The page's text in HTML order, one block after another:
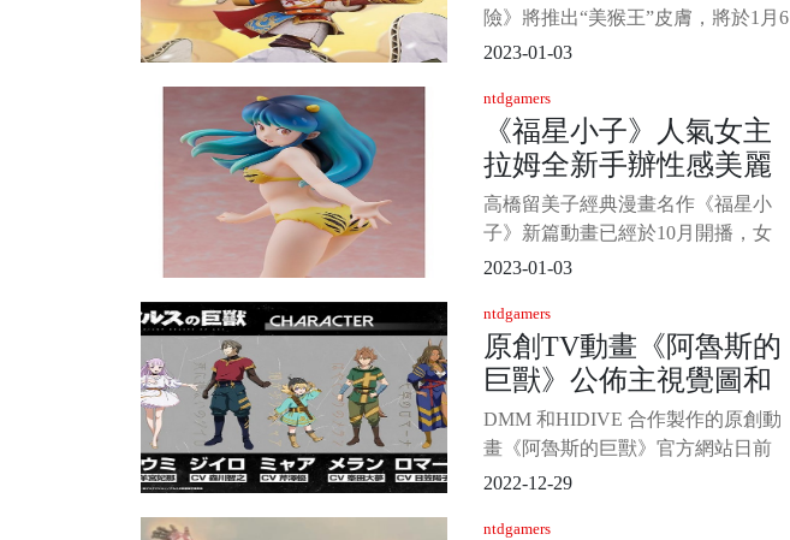
險》將推出“美猴王”皮膚，將於1月6
日上線。 《麻布仔大冒險》由Sumo
在獲得更新支持，該作是《小小大
星球》系列的衍生作品，玩家將跟
隨麻布仔進入另一個平台進行冒
險，支持本地和在線多人
2023-01-03
ntdgamers
《福星小子》人氣女主
拉姆全新手辦性感美麗
高橋留美子經典漫畫名作《福星小
子》新篇動畫已經於10月開播，女
主角拉姆再次人氣都飆升，近日官
緻性感美麗加身。 ·拉姆是日本漫畫
家高橋留美子作品《福星小子》中
的角色，小鬼星球的公主，身著一
身虎紋比基尼，頭上長了角，嘴裡
有虎牙，拉姆擁有飛行、電擊
2023-01-03
ntdgamers
原創TV動畫《阿魯斯的
巨獸》公佈主視覺圖和
新卡司
DMM 和HIDIVE 合作製作的原創動
畫《阿魯斯的巨獸》官方網站日前
公佈了動畫的主視覺圖和其他卡
配音演員，包括羊宮妃那、森川智
2022-12-29
ntdgamers